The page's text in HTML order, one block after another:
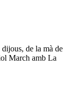
de la mà de
March amb La